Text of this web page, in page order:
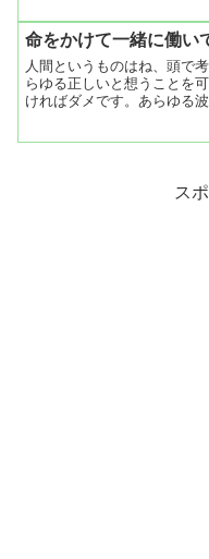
命をかけて一緒に働
人間というものはね、頭で
らゆる正しいと想うことを
ければダメです。あらゆる
こうだからだめじゃないだ
ス